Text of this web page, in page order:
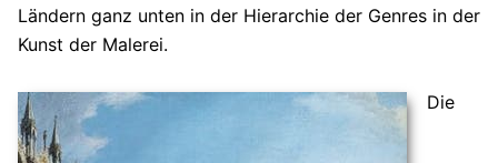
Ländern ganz unten in der Hierarchie der Genres in der
Kunst der Malerei.
Die